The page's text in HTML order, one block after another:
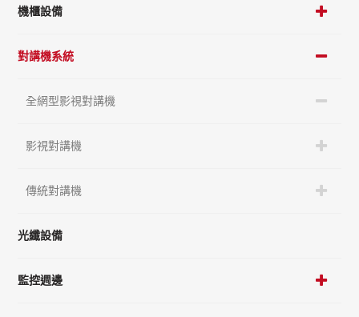
機櫃設備
對講機系統
全網型影視對講機
影視對講機
傳統對講機
光纖設備
監控週邊